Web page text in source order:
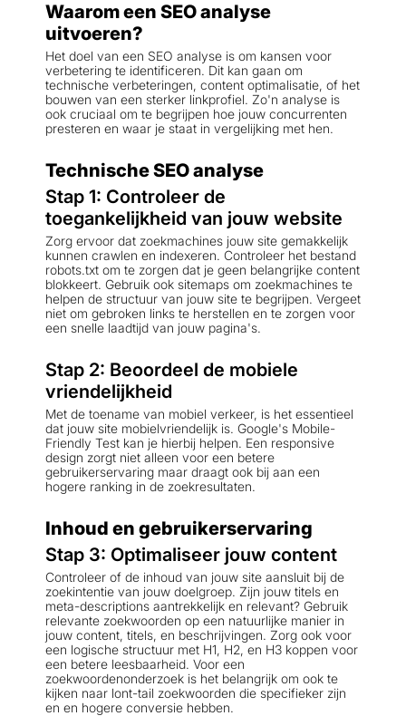
Waarom een SEO analyse
uitvoeren?
Het doel van een SEO analyse is om kansen voor
verbetering te identificeren. Dit kan gaan om
technische verbeteringen, content optimalisatie, of het
bouwen van een sterker linkprofiel. Zo'n analyse is
ook cruciaal om te begrijpen hoe jouw concurrenten
presteren en waar je staat in vergelijking met hen.
Technische SEO analyse
Stap 1: Controleer de
toegankelijkheid van jouw website
Zorg ervoor dat zoekmachines jouw site gemakkelijk
kunnen crawlen en indexeren. Controleer het bestand
robots.txt om te zorgen dat je geen belangrijke content
blokkeert. Gebruik ook sitemaps om zoekmachines te
helpen de structuur van jouw site te begrijpen. Vergeet
niet om gebroken links te herstellen en te zorgen voor
een snelle laadtijd van jouw pagina's.
Stap 2: Beoordeel de mobiele
vriendelijkheid
Met de toename van mobiel verkeer, is het essentieel
dat jouw site mobielvriendelijk is. Google's Mobile-
Friendly Test kan je hierbij helpen. Een responsive
design zorgt niet alleen voor een betere
gebruikerservaring maar draagt ook bij aan een
hogere ranking in de zoekresultaten.
Inhoud en gebruikerservaring
Stap 3: Optimaliseer jouw content
Controleer of de inhoud van jouw site aansluit bij de
zoekintentie van jouw doelgroep. Zijn jouw titels en
meta-descriptions aantrekkelijk en relevant? Gebruik
relevante zoekwoorden op een natuurlijke manier in
jouw content, titels, en beschrijvingen. Zorg ook voor
een logische structuur met H1, H2, en H3 koppen voor
een betere leesbaarheid. Voor een
zoekwoordenonderzoek is het belangrijk om ook te
kijken naar lont-tail zoekwoorden die specifieker zijn
en en hogere conversie hebben.